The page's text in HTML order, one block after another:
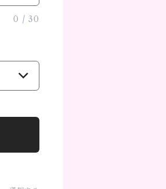
0 / 30